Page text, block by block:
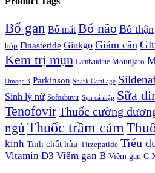
Bổ gan Bổ mắt Bổ não Bổ thận
bóp Finasteride Ginkgo Giảm cân
Kem trị mụn Lamivudine Mounjaro
Omega 3 Parkinson Shark Cartilage
Sinh lý nữ Sofosbuvir Sụn cá mập Sữa
TenofovirThuốc cường
ngủ Thuốc trầm cảm
kinh Tinh chất hàu Tirzepatide Tiểu
Vitamin D3 Viêm gan B Viêm gan C